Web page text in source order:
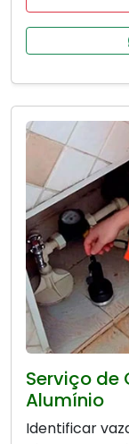
Serviço de
Alumínio
Identificar